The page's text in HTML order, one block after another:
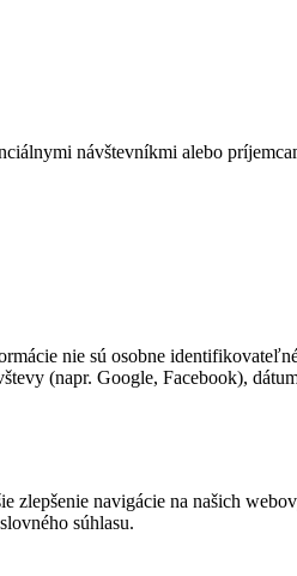
návštevníkmi alebo
nie sú osobne
(napr. Google, Facebook),
navigácie na našich
súhlasu.